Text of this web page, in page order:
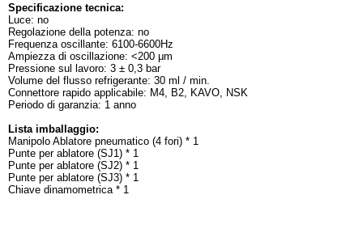
Specificazione tecnica:
Luce: no
Regolazione della potenza: no
Frequenza oscillante: 6100-6600Hz
Ampiezza di oscillazione: <200 μm
Pressione sul lavoro: 3 ± 0,3 bar
Volume del flusso refrigerante: 30 ml / min.
Connettore rapido applicabile: M4, B2, KAVO, NSK
Periodo di garanzia: 1 anno
Lista imballaggio:
Manipolo Ablatore pneumatico (4 fori) * 1
Punte per ablatore (SJ1) * 1
Punte per ablatore (SJ2) * 1
Punte per ablatore (SJ3) * 1
Chiave dinamometrica * 1